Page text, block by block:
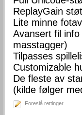
ReplayGain
Lite minne
Avansert fil
masstagger)
Tilpasses
Customizable
De fleste av
(kilde følger
Foreslå rettinger